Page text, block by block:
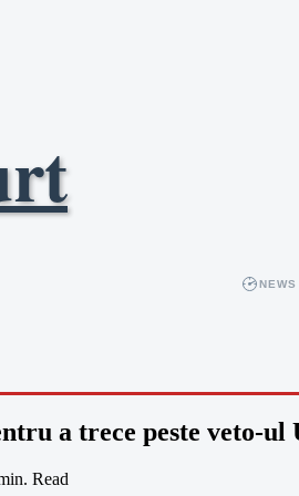
a trece peste veto-
Read